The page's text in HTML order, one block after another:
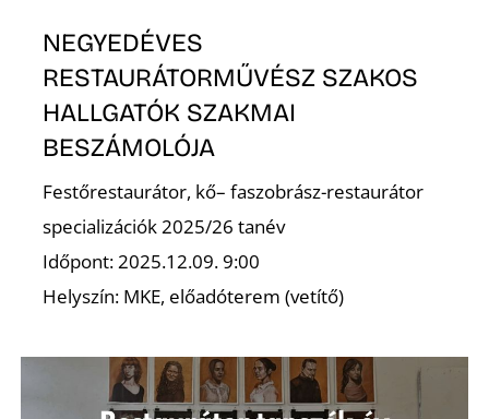
NEGYEDÉVES
RESTAURÁTORMŰVÉSZ SZAKOS
HALLGATÓK SZAKMAI
BESZÁMOLÓJA
Festőrestaurátor, kő– faszobrász-restaurátor
specializációk 2025/26 tanév
Időpont: 2025.12.09. 9:00
Helyszín: MKE, előadóterem (vetítő)